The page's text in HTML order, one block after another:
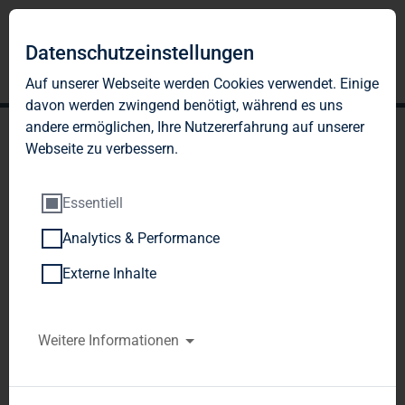
UNSERE MIETER
Anspruchsgruppe. Denn ihre Wünsche haben
Datenschutzeinstellungen
Auf unserer Webseite werden Cookies verwendet. Einige
davon werden zwingend benötigt, während es uns
andere ermöglichen, Ihre Nutzererfahrung auf unserer
Webseite zu verbessern.
Essentiell
Analytics & Performance
Externe Inhalte
Weitere Informationen